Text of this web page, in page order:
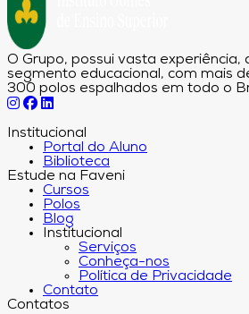
O Grupo, possui vasta experiência,
segmento educacional, com mais
300 polos espalhados em todo o
Institucional
Portal do Aluno
Biblioteca
Estude na Faveni
Cursos
Polos
Blog
Institucional
Serviços
Conheça-nos
Política de Privacidade
Contato
Contatos